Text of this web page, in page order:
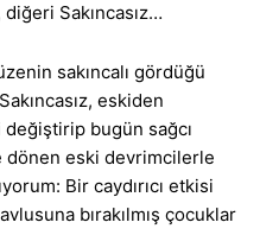
diğeri Sakıncasız…
sakıncalı gördüğü
eskiden
bugün sağcı
dönen eski devrimcilerle
Bir caydırıcı etkisi
bırakılmış çocuklar